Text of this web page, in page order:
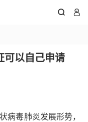
 
可以自己申请
病毒肺炎发展形势，